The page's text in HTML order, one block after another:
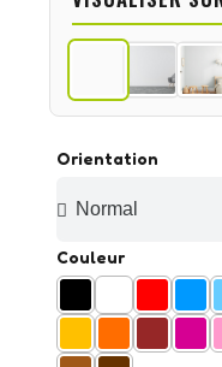
Orientation
Couleur